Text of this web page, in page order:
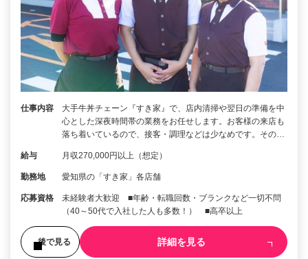
仕事内容
大手牛丼チェーン『すき家』で、店内清掃や翌日の準備を中
心とした深夜時間帯の業務をお任せします。お客様の来店も
落ち着いているので、接客・調理などは少なめです。その…
給与 月収270,000円以上（想定）
勤務地 愛知県の「すき家」各店舗
応募資格
未経験者大歓迎 ■年齢・転職回数・ブランクなど一切不問
（40～50代で入社した人も多数！） ■高卒以上
後で見る 詳細を見る